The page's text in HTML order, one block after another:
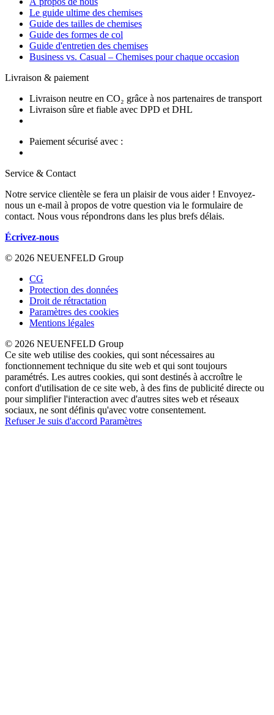
Le guide ultime des chemises
Guide des tailles de chemises
Guide des formes de col
Guide d'entretien des chemises
Business vs. Casual – Chemises pour chaque occasion
Livraison & paiement
Livraison neutre en CO₂ grâce à nos partenaires de transport
Livraison sûre et fiable avec DPD et DHL
Paiement sécurisé avec :
Service & Contact
Notre service clientèle se fera un plaisir de vous aider ! Envoyez-
nous un e-mail à propos de votre question via le formulaire de
contact. Nous vous répondrons dans les plus brefs délais.
Écrivez-nous
© 2026 NEUENFELD Group
CG
Protection des données
Droit de rétractation
Paramètres des cookies
Mentions légales
© 2026 NEUENFELD Group
Ce site web utilise des cookies, qui sont nécessaires au
fonctionnement technique du site web et qui sont toujours
paramétrés. Les autres cookies, qui sont destinés à accroître le
confort d'utilisation de ce site web, à des fins de publicité directe ou
pour simplifier l'interaction avec d'autres sites web et réseaux
sociaux, ne sont définis qu'avec votre consentement.
RefuserJe suis d'accord Paramètres